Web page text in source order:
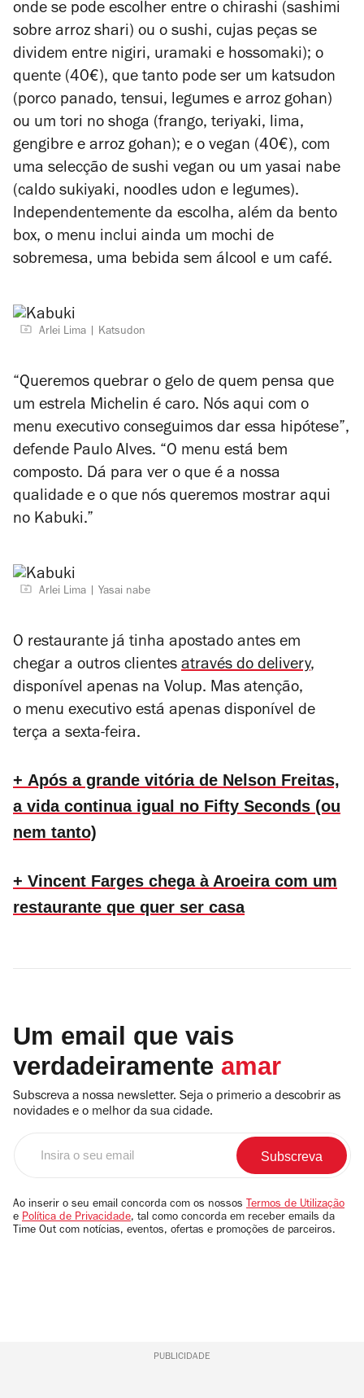
onde se pode escolher entre o chirashi (sashimi
sobre arroz shari) ou o sushi, cujas peças se
dividem entre nigiri, uramaki e hossomaki); o
quente (40€), que tanto pode ser um katsudon
(porco panado, tensui, legumes e arroz gohan)
ou um tori no shoga (frango, teriyaki, lima,
gengibre e arroz gohan); e o vegan (40€), com
uma selecção de sushi vegan ou um yasai nabe
(caldo sukiyaki, noodles udon e legumes).
Independentemente da escolha, além da bento
box, o menu inclui ainda um mochi de
sobremesa, uma bebida sem álcool e um café.
Arlei Lima Katsudon
“Queremos quebrar o gelo de quem pensa que
um estrela Michelin é caro. Nós aqui com o
menu executivo conseguimos dar essa hipótese”,
defende Paulo Alves. “O menu está bem
composto. Dá para ver o que é a nossa
qualidade e o que nós queremos mostrar aqui
no Kabuki.”
Arlei Lima Yasai nabe
O restaurante já tinha apostado antes em
chegar a outros clientes através do delivery,
disponível apenas na Volup. Mas atenção,
o menu executivo está apenas disponível de
terça a sexta-feira.
+ Após a grande vitória de Nelson Freitas,
a vida continua igual no Fifty Seconds (ou
nem tanto)
+ Vincent Farges chega à Aroeira com um
restaurante que quer ser casa
Um email que vais
verdadeiramente amar
Subscreva a nossa newsletter. Seja o primerio a descobrir as
novidades e o melhor da sua cidade.
email
Ao inserir o seu email concorda com os nossos Termos de Utilização
e Política de Privacidade, tal como concorda em receber emails da
Time Out com notícias, eventos, ofertas e promoções de parceiros.
PUBLICIDADE